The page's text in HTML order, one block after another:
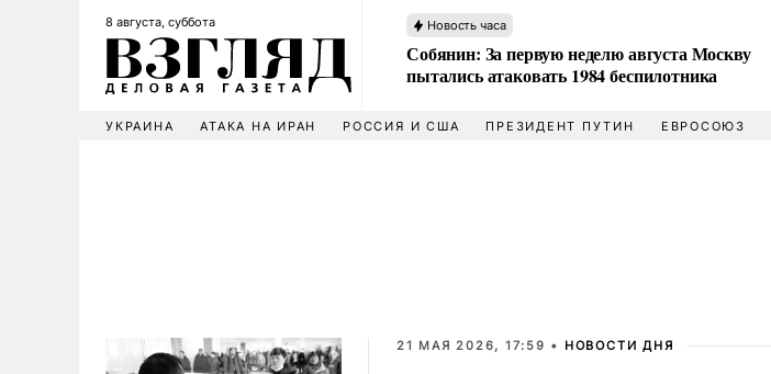
8 августа, суббота Новость часа
Собянин: За первую неделю августа Москву
пытались атаковать 1984 беспилотника
УКРАИНА АТАКА НА ИРАН РОССИЯ И США ПРЕЗИДЕНТ ПУТИН ЕВРОСОЮЗ
21 МАЯ 2026, 17:59 • НОВОСТИ ДНЯ